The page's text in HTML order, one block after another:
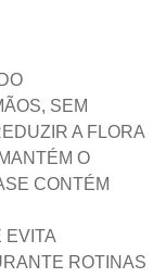
SEM
A FLORA
O
CONTÉM
EVITA
ROTINAS